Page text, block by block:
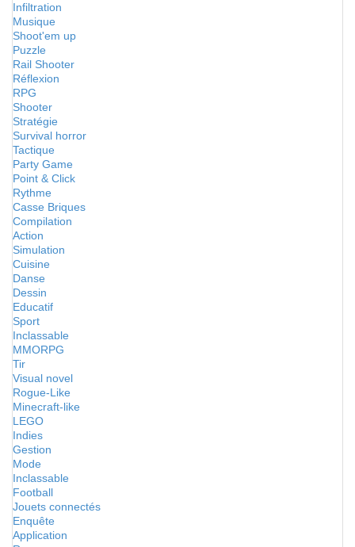
Infiltration
Musique
Shoot'em up
Puzzle
Rail Shooter
Réflexion
RPG
Shooter
Stratégie
Survival horror
Tactique
Party Game
Point & Click
Rythme
Casse Briques
Compilation
Action
Simulation
Cuisine
Danse
Dessin
Educatif
Sport
Inclassable
MMORPG
Tir
Visual novel
Rogue-Like
Minecraft-like
LEGO
Indies
Gestion
Mode
Inclassable
Football
Jouets connectés
Enquête
Application